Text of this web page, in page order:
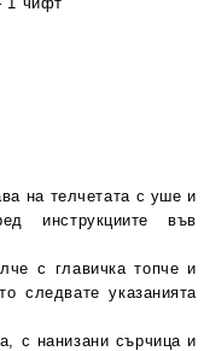
на телчетата с уше и
инструкциите във
с главичка топче и
следвате указанията
с нанизани сърчица и